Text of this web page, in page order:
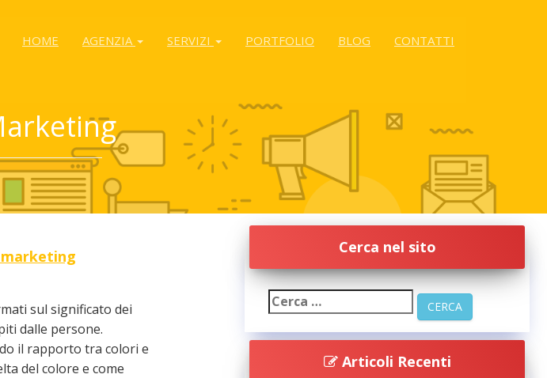
HOME AGENZIA SERVIZI PORTFOLIO BLOG CONTATTI
marketing
sul significato dei
dalle persone.
il rapporto tra colori e
del colore e come
Cerca nel sito
Articoli Recenti